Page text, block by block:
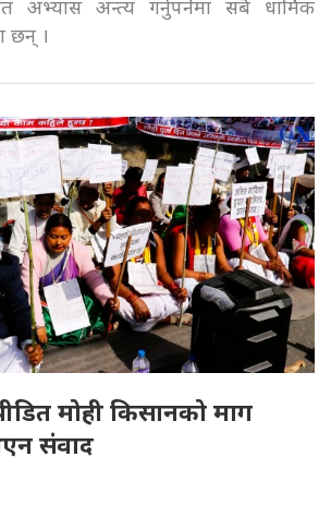
अभ्यास अन्त्य गर्नुपर्नेमा सबै धार्मिक
छन् ।
पीडित मोही किसानको माग
संवाद